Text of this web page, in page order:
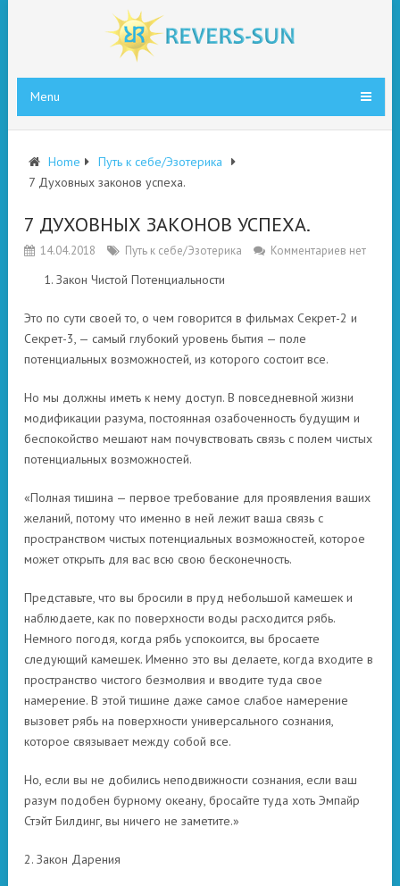
Menu
Home
Путь к себе/Эзотерика
7 Духовных законов успеха.
7 ДУХОВНЫХ ЗАКОНОВ УСПЕХА.
14.04.2018 Путь к себе/Эзотерика Комментариев нет
1. Закон Чистой Потенциальности
Это по сути своей то, о чем говорится в фильмах Секрет-2 и
Секрет-3, — самый глубокий уровень бытия — поле
потенциальных возможностей, из которого состоит все.
Но мы должны иметь к нему доступ. В повседневной жизни
модификации разума, постоянная озабоченность будущим и
беспокойство мешают нам почувствовать связь с полем чистых
потенциальных возможностей.
«Полная тишина — первое требование для проявления ваших
желаний, потому что именно в ней лежит ваша связь с
пространством чистых потенциальных возможностей, которое
может открыть для вас всю свою бесконечность.
Представьте, что вы бросили в пруд небольшой камешек и
наблюдаете, как по поверхности воды расходится рябь.
Немного погодя, когда рябь успокоится, вы бросаете
следующий камешек. Именно это вы делаете, когда входите в
пространство чистого безмолвия и вводите туда свое
намерение. В этой тишине даже самое слабое намерение
вызовет рябь на поверхности универсального сознания,
которое связывает между собой все.
Но, если вы не добились неподвижности сознания, если ваш
разум подобен бурному океану, бросайте туда хоть Эмпайр
Стэйт Билдинг, вы ничего не заметите.»
2. Закон Дарения